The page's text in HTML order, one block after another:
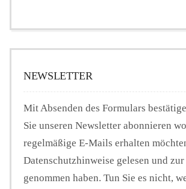
NEWSLETTER
Mit Absenden des Formulars
Sie unseren Newsletter abonnieren
regelmäßige E-Mails erhalten
Datenschutzhinweise gelesen und
genommen haben. Tun Sie es nicht,